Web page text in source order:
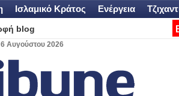
Ισλαμικό Κράτος Ενέργεια
blog
Αυγούστου 2026